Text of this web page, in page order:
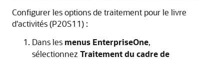
Configurer les options de traitement pour le livre
d'activités (P20S11) :
Dans les menus EnterpriseOne,
sélectionnez Traitement du cadre de